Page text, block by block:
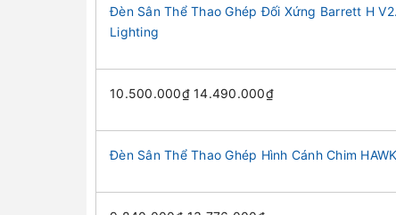
Đèn Sân Thể Thao Ghép Đối Xứng Barrett H
Lighting
10.500.000₫ 14.490.000₫
Đèn Sân Thể Thao Ghép Hình Cánh Chim